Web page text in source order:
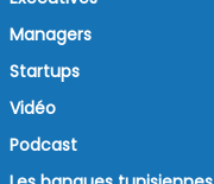
Managers
Startups
Vidéo
Podcast